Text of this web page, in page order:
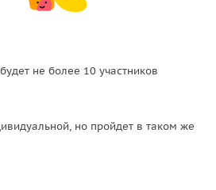
не более 10 участников
но пройдет в таком же